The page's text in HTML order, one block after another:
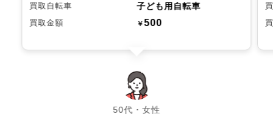
買取自転車 子ども用自転車
買取金額 ￥500
50代・女性
chevron_left chevron_right